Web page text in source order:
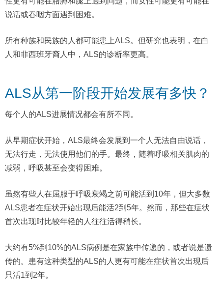
说话或吞咽方面遇到困难。
所有种族和民族的人都可能患上ALS。但研究也表明，在白
人和非西班牙裔人中，ALS的诊断率更高。
ALS从第一阶段开始发展有多快？
每个人的ALS进展情况都会有所不同。
从早期症状开始，ALS最终会发展到一个人无法自由说话，
无法行走，无法使用他们的手。最终，随着呼吸相关肌肉的
减弱，呼吸甚至会变得困难。
虽然有些人在屈服于呼吸衰竭之前可能活到10年，但大多数
ALS患者在症状开始出现后能活2到5年。然而，那些在症状
首次出现时比较年轻的人往往活得稍长。
大约有5%到10%的ALS病例是在家族中传递的，或者说是遗
传的。患有这种类型的ALS的人更有可能在症状首次出现后
只活1到2年。